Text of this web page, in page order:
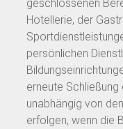
geschlossenen
Hotellerie, der
persönlichen
erneute
unabhängig von
erfolgen, wenn die